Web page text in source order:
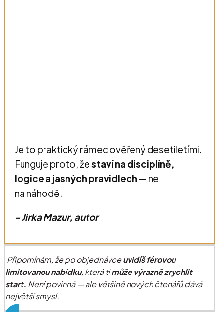
Je to praktický rámec ověřený desetiletími.
Funguje proto, žestaví na disciplíně,
logice a jasných pravidlech — ne
na náhodě.
- Jirka Mazur, autor
Připomínám, že po objednávceuvidíš férovou
limitovanou nabídku, která timůže výrazně zrychlit
start. Není povinná — ale většině nových čtenářů dává
největší smysl.